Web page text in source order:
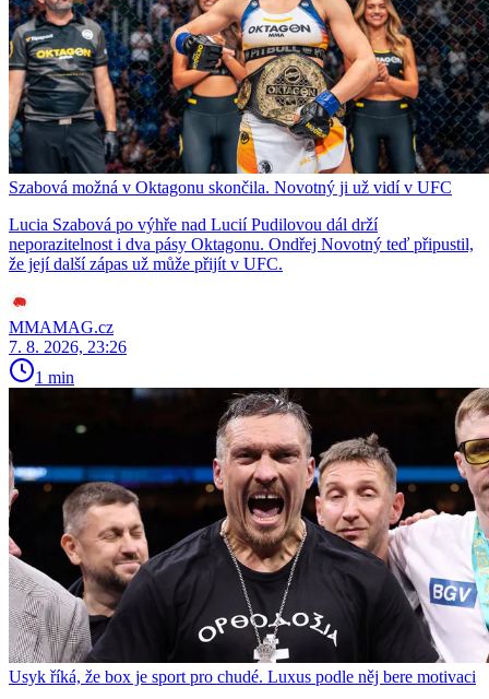
Szabová možná v Oktagonu skončila. Novotný ji už vidí v UFC
Lucia Szabová po výhře nad Lucií Pudilovou dál drží
neporazitelnost i dva pásy Oktagonu. Ondřej Novotný teď připustil,
že její další zápas už může přijít v UFC.
MMAMAG.cz
7. 8. 2026, 23:26
1 min
Usyk říká, že box je sport pro chudé. Luxus podle něj bere motivaci